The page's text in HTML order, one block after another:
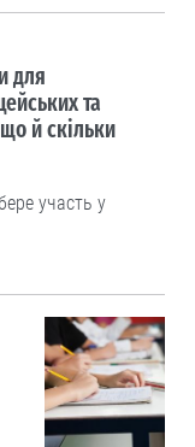
для
та
й скільки
участь у